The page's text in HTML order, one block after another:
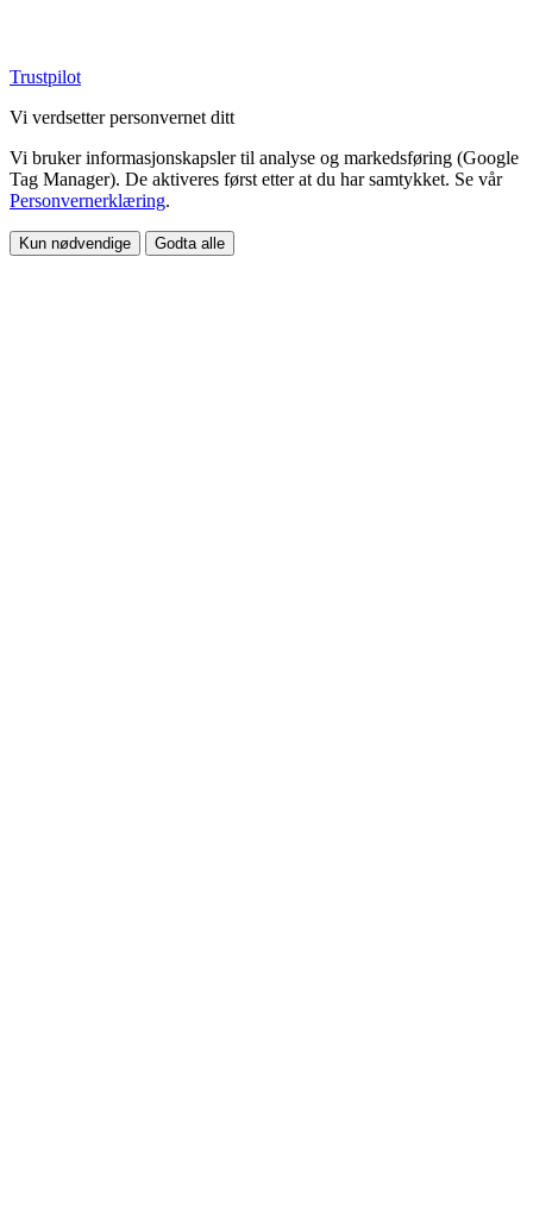
Trustpilot
Vi verdsetter personvernet ditt
Vi bruker informasjonskapsler til analyse og markedsføring (Google
Tag Manager). De aktiveres først etter at du har samtykket. Se vår
Personvernerklæring.
Kun nødvendige Godta alle